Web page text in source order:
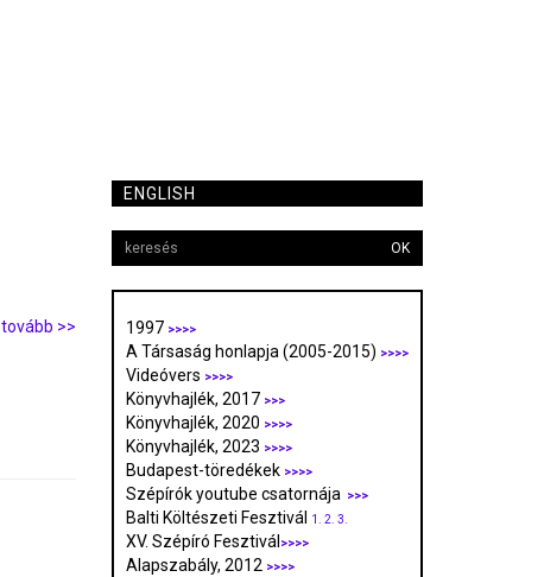
tovább >>
ENGLISH
OK
1997 >>>>
A Társaság honlapja (2005-2015) >>>>
Videóvers >>>>
Könyvhajlék, 2017 >>>
Könyvhajlék, 2020 >>>>
Könyvhajlék, 2023 >>>>
Budapest-töredékek >>>>
Szépírók youtube csatornája >>>
Balti Költészeti Fesztivál 1. 2. 3.
XV. Szépíró Fesztivál >>>>
Alapszabály, 2012 >>>>